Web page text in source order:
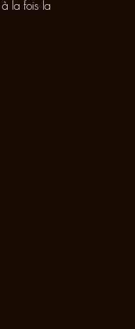
à la fois la